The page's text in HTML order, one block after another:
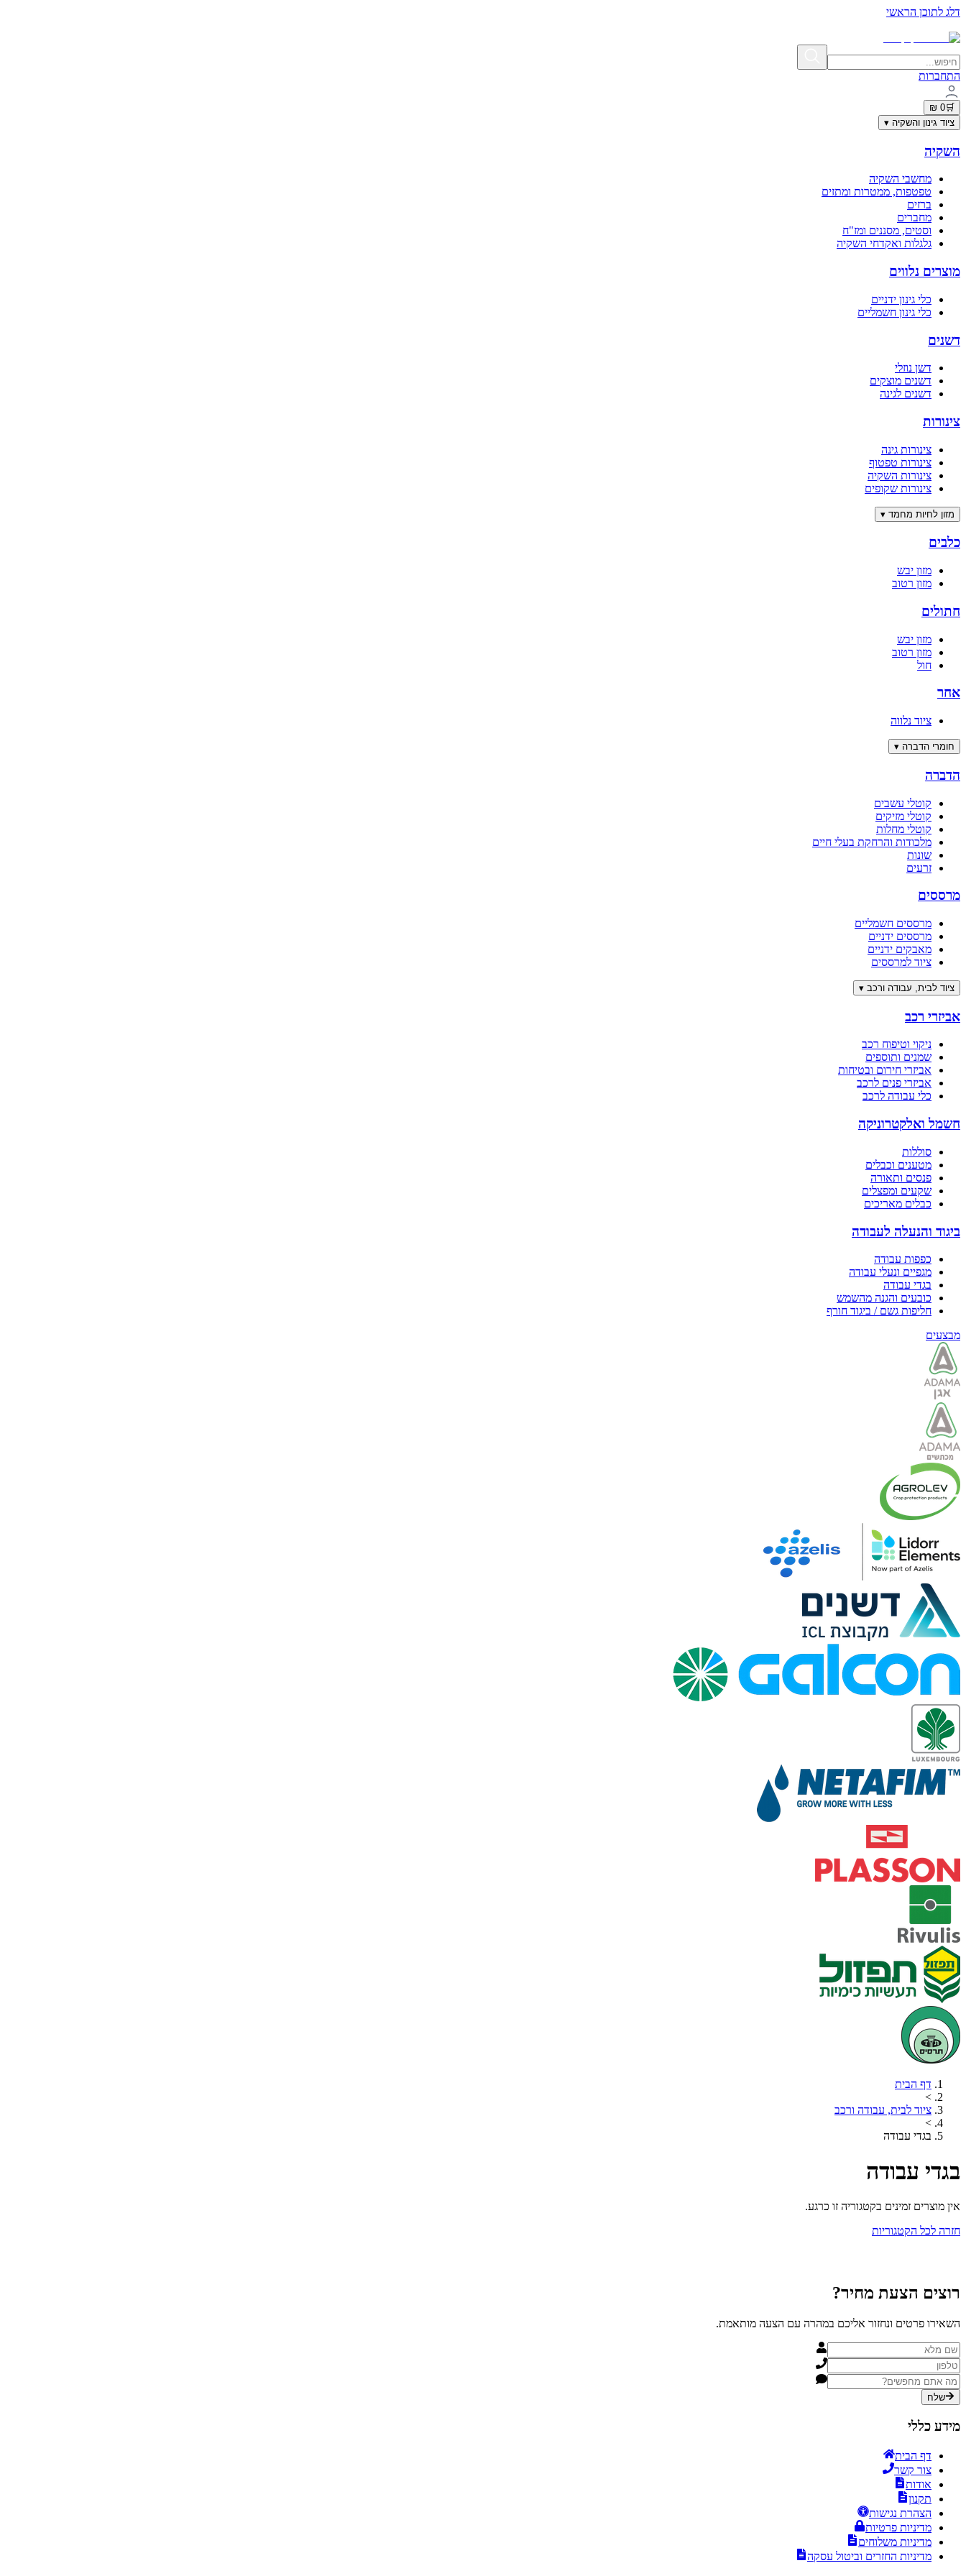
דלג לתוכן הראשי
התחברות
🛒
0 ₪
ציוד גינון והשקיה ▾
השקיה
מחשבי השקיה
טפטפות, ממטרות ומתזים
ברזים
מחברים
וסטים, מסננים ומז"ח
גלגלות ואקדחי השקיה
מוצרים נלווים
כלי גינון ידניים
כלי גינון חשמליים
דשנים
דשן נוזלי
דשנים מוצקים
דשנים לגינה
צינורות
צינורות גינה
צינורות טפטוף
צינורות השקיה
צינורות שקופים
מזון לחיות מחמד ▾
כלבים
מזון יבש
מזון רטוב
חתולים
מזון יבש
מזון רטוב
חול
אחר
ציוד נלווה
חומרי הדברה ▾
הדברה
קוטלי עשבים
קוטלי מזיקים
קוטלי מחלות
מלכודות והרחקת בעלי חיים
שונות
זרעים
מרססים
מרססים חשמליים
מרססים ידניים
מאבקים ידניים
ציוד למרססים
ציוד לבית, עבודה ורכב ▾
אביזרי רכב
ניקוי וטיפוח רכב
שמנים ותוספים
אביזרי חירום ובטיחות
אביזרי פנים לרכב
כלי עבודה לרכב
חשמל ואלקטרוניקה
סוללות
מטענים וכבלים
פנסים ותאורה
שקעים ומפצלים
כבלים מאריכים
ביגוד והנעלה לעבודה
כפפות עבודה
מגפיים ונעלי עבודה
בגדי עבודה
כובעים והגנה מהשמש
חליפות גשם / ביגוד חורף
מבצעים
דף הבית
>
ציוד לבית, עבודה ורכב
>
בגדי עבודה
בגדי עבודה
אין מוצרים זמינים בקטגוריה זו כרגע.
חזרה לכל הקטגוריות
רוצים הצעת מחיר?
השאירו פרטים ונחזור אליכם במהרה עם הצעה מותאמת.
שלח
מידע כללי
דף הבית
צור קשר
אודות
תקנון
הצהרת נגישות
מדיניות פרטיות
מדיניות משלוחים
מדיניות החזרים וביטול עסקה